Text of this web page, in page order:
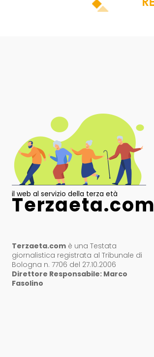
il web al servizio della terza età
Terzaeta.com
Terzaeta.com è una Testata
giornalistica registrata al Tribunale di
Bologna n. 7706 del 27.10.2006
Direttore Responsabile: Marco
Fasolino